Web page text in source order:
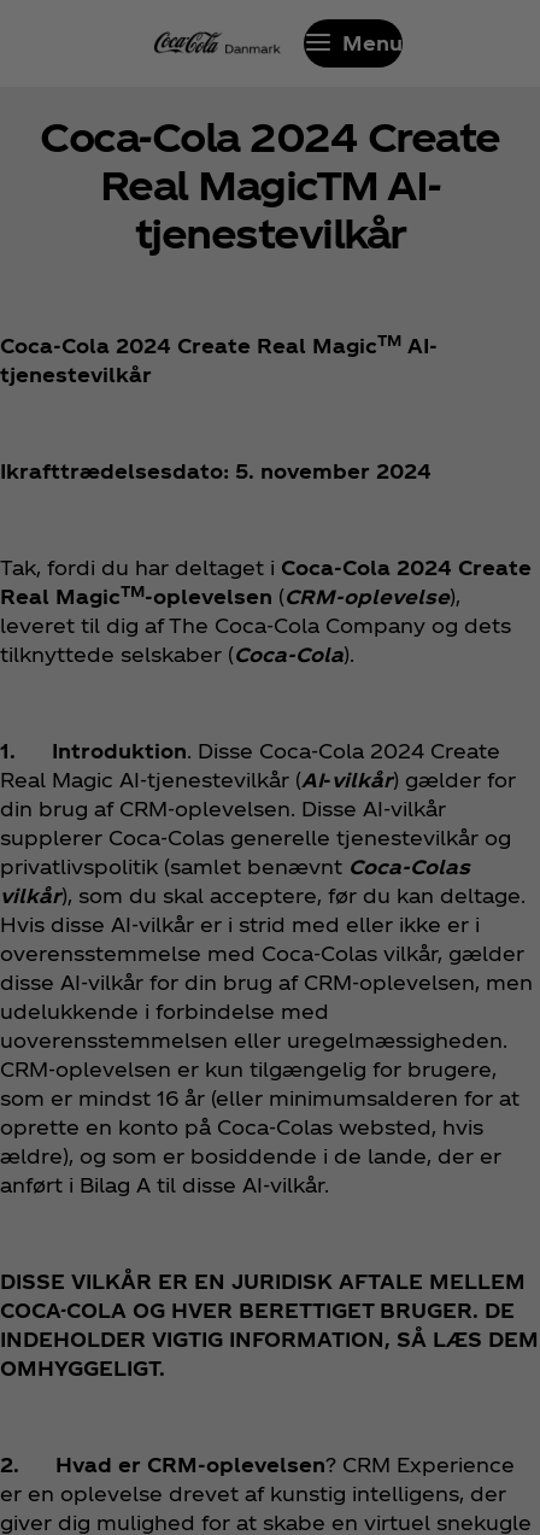
Menu
Coca‑Cola 2024 Create
Real MagicTM AI-
tjenestevilkår
Coca‑Cola 2024 Create Real MagicTM AI-
tjenestevilkår
Ikrafttrædelsesdato: 5. november 2024
Tak, fordi du har deltaget i Coca‑Cola 2024 Create
Real MagicTM-oplevelsen (CRM-oplevelse),
leveret til dig af The Coca‑Cola Company og dets
tilknyttede selskaber (Coca‑Cola).
1. Introduktion. Disse Coca‑Cola 2024 Create
Real Magic AI-tjenestevilkår (AI-vilkår) gælder for
din brug af CRM-oplevelsen. Disse AI-vilkår
supplerer Coca‑Colas generelle tjenestevilkår og
privatlivspolitik (samlet benævnt Coca‑Colas
vilkår), som du skal acceptere, før du kan deltage.
Hvis disse AI-vilkår er i strid med eller ikke er i
overensstemmelse med Coca‑Colas vilkår, gælder
disse AI-vilkår for din brug af CRM-oplevelsen, men
udelukkende i forbindelse med
uoverensstemmelsen eller uregelmæssigheden.
CRM-oplevelsen er kun tilgængelig for brugere,
som er mindst 16 år (eller minimumsalderen for at
oprette en konto på Coca‑Colas websted, hvis
ældre), og som er bosiddende i de lande, der er
anført i Bilag A til disse AI-vilkår.
DISSE VILKÅR ER EN JURIDISK AFTALE MELLEM
COCA-COLA OG HVER BERETTIGET BRUGER. DE
INDEHOLDER VIGTIG INFORMATION, SÅ LÆS DEM
OMHYGGELIGT.
2. Hvad er CRM-oplevelsen? CRM Experience
er en oplevelse drevet af kunstig intelligens, der
giver dig mulighed for at skabe en virtuel snekugle